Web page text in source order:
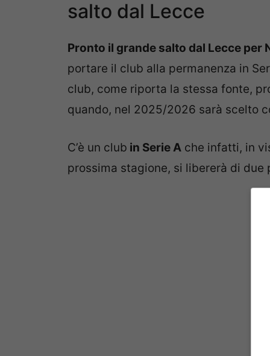
salto dal Lecce
Pronto il grande salto dal Lecce per
portare il club alla permanenza in
club, come riporta la stessa fonte,
quando, nel 2025/2026 sarà scelto
C’è un club in Serie A che infatti, in
prossima stagione, si libererà di due